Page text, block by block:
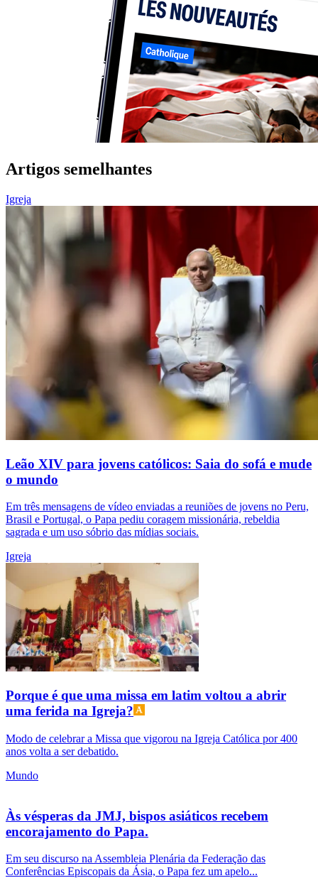
Artigos semelhantes
Igreja
Leão XIV para jovens católicos: Saia do sofá e mude
o mundo
Em três mensagens de vídeo enviadas a reuniões de jovens no Peru,
Brasil e Portugal, o Papa pediu coragem missionária, rebeldia
sagrada e um uso sóbrio das mídias sociais.
Igreja
Porque é que uma missa em latim voltou a abrir
uma ferida na Igreja?
Modo de celebrar a Missa que vigorou na Igreja Católica por 400
anos volta a ser debatido.
Mundo
Às vésperas da JMJ, bispos asiáticos recebem
encorajamento do Papa.
Em seu discurso na Assembleia Plenária da Federação das
Conferências Episcopais da Ásia, o Papa fez um apelo...